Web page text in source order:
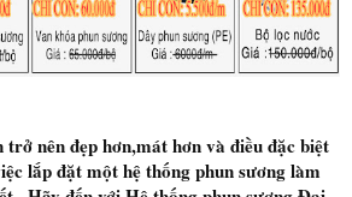
nên đẹp hơn,mát hơn và điều đặc biệt
lắp đặt một hệ thống phun sương làm